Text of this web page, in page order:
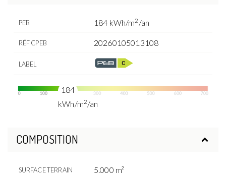
PEB 184 kWh/m2 /an
RÉF CPEB 20260105013108
LABEL
184
kWh/m2/an
COMPOSITION
SURFACE TERRAIN 5.000 m²